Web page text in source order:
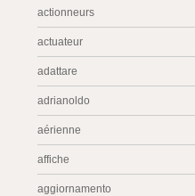
actionneurs
actuateur
adattare
adrianoldo
aérienne
affiche
aggiornamento